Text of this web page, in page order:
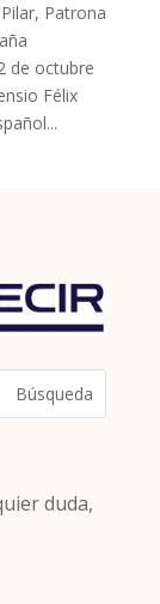
Patrona
de octubre
Félix
duda,